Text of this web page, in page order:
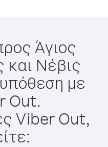
Άγιος
και Νέβις
με
Out.
Viber Out,